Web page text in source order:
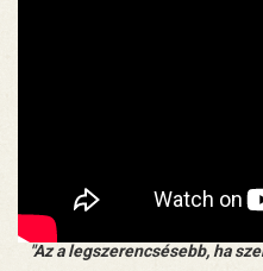
"Az a legszerencsésebb, ha